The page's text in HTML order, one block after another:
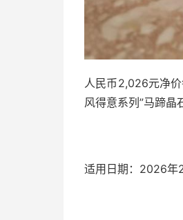
人民币2,026元净
风得意系列”马蹄晶
适用日期：2026年